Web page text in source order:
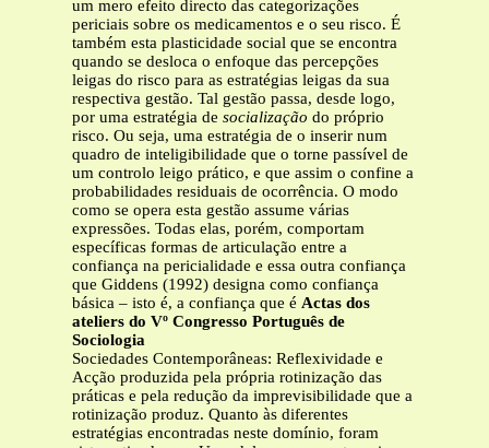
um mero efeito directo das categorizações
periciais sobre os medicamentos e o seu risco. É
também esta plasticidade social que se encontra
quando se desloca o enfoque das percepções
leigas do risco para as estratégias leigas da sua
respectiva gestão. Tal gestão passa, desde logo,
por uma estratégia de socialização do próprio
risco. Ou seja, uma estratégia de o inserir num
quadro de inteligibilidade que o torne passível de
um controlo leigo prático, e que assim o confine a
probabilidades residuais de ocorrência. O modo
como se opera esta gestão assume várias
expressões. Todas elas, porém, comportam
específicas formas de articulação entre a
confiança na pericialidade e essa outra confiança
que Giddens (1992) designa como confiança
básica – isto é, a confiança que é Actas dos
ateliers do Vº Congresso Português de
Sociologia
Sociedades Contemporâneas: Reflexividade e
Acção produzida pela própria rotinização das
práticas e pela redução da imprevisibilidade que a
rotinização produz. Quanto às diferentes
estratégias encontradas neste domínio, foram